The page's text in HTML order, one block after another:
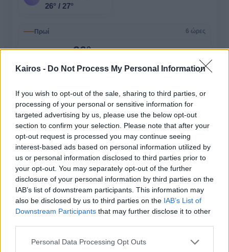
Kairos - Do Not Process My Personal Information
If you wish to opt-out of the sale, sharing to third parties, or
processing of your personal or sensitive information for
targeted advertising by us, please use the below opt-out
section to confirm your selection. Please note that after your
opt-out request is processed you may continue seeing
interest-based ads based on personal information utilized by
us or personal information disclosed to third parties prior to
your opt-out. You may separately opt-out of the further
disclosure of your personal information by third parties on the
IAB’s list of downstream participants. This information may
also be disclosed by us to third parties on the IAB’s List of
Downstream Participants that may further disclose it to other
Please note that this website/app uses one or more Google
Personal Data Processing Opt Outs
26° / 27°
Πρωί 6 ώρες
26°
Αίσθηση25°Άνεμος2 bf
07:00
26°
Αραιή Συννεφιά
Αίσθηση25°Άνεμος2 bf
08:00
27°
Αραιή Συννεφιά
Αίσθηση 26° Άνεμος2 bf
09:00
29°
Αραιή Συννεφιά
10:00
29°
Καθαρός
30°